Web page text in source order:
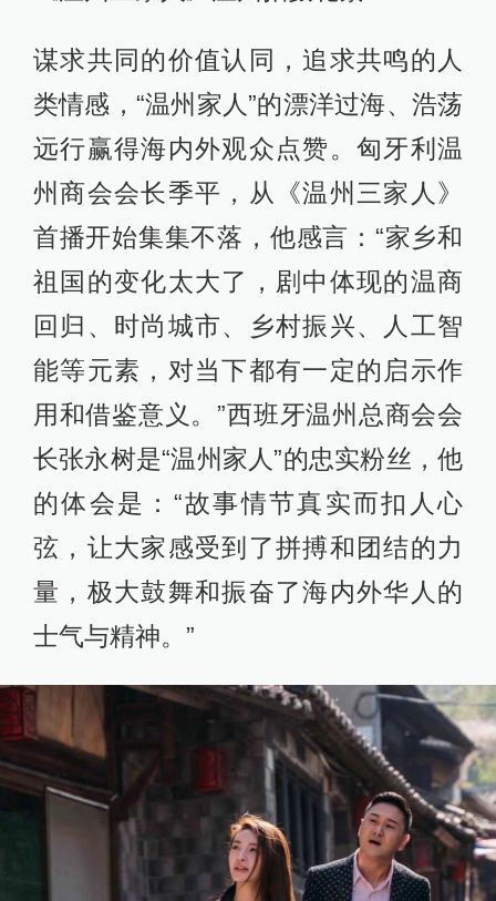
谋求共同的价值认同，追求共鸣的人
类情感，“温州家人”的漂洋过海、浩荡
远行赢得海内外观众点赞。匈牙利温
州商会会长季平，从《温州三家人》
首播开始集集不落，他感言：“家乡和
祖国的变化太大了，剧中体现的温商
回归、时尚城市、乡村振兴、人工智
能等元素，对当下都有一定的启示作
用和借鉴意义。”西班牙温州总商会会
长张永树是“温州家人”的忠实粉丝，他
的体会是：“故事情节真实而扣人心
弦，让大家感受到了拼搏和团结的力
量，极大鼓舞和振奋了海内外华人的
士气与精神。”